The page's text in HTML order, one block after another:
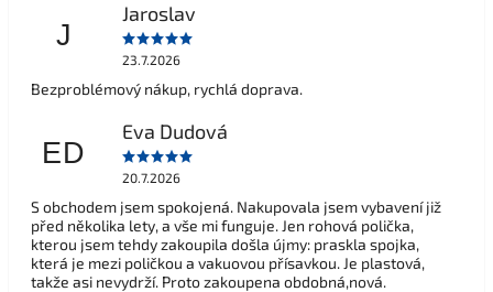
J
Jaroslav
23.7.2026
Bezproblémový nákup, rychlá doprava.
ED
Eva Dudová
20.7.2026
S obchodem jsem spokojená. Nakupovala jsem vybavení již
před několika lety, a vše mi funguje. Jen rohová polička,
kterou jsem tehdy zakoupila došla újmy: praskla spojka,
která je mezi poličkou a vakuovou přísavkou. Je plastová,
takže asi nevydrží. Proto zakoupena obdobná,nová.